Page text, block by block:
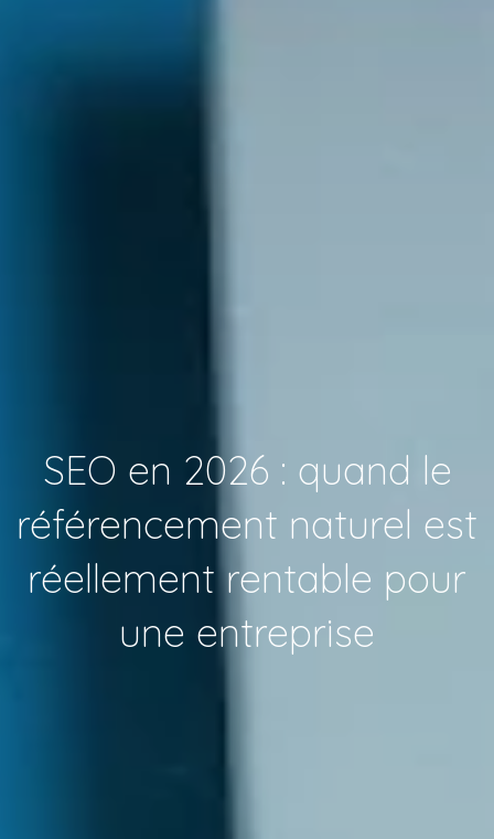
SEO en 2026 : quand le
référencement naturel est
réellement rentable pour
une entreprise